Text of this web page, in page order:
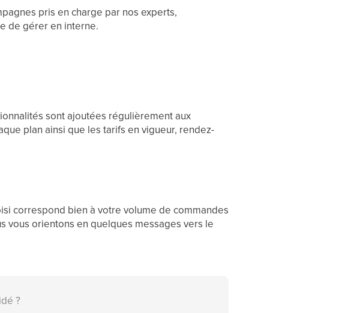
pris en charge par nos experts,
de gérer en interne.
sont ajoutées régulièrement aux
plan ainsi que les tarifs en vigueur, rendez-
correspond bien à votre volume de commandes
vous orientons en quelques messages vers le
?